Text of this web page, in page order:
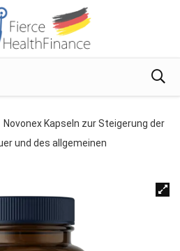
Novonex Kapseln zur Steigerung der
und des allgemeinen